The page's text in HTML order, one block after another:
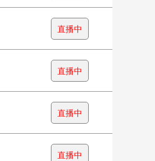
直播中
直播中
直播中
直播中